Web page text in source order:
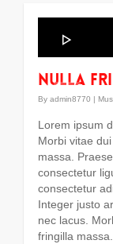
Player
Nulla
By admin8770 |
Lorem ipsum
Morbi vitae
massa.
consectetur
consectetur
Integer justo
nec lacus.
fringilla